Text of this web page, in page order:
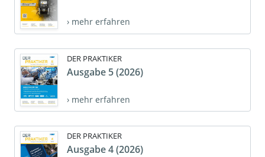
› mehr erfahren
DER PRAKTIKER
Ausgabe 5 (2026)
› mehr erfahren
DER PRAKTIKER
Ausgabe 4 (2026)